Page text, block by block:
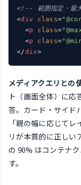
<!-- 範囲指定・最
<div class=
<p class=
<p class=
</div>
メディアクエリとの
ト（画面全体）に応
答。カード・サイド
「親の幅に応じて
リが本質的に正しい
の 90% はコンテナ
す。